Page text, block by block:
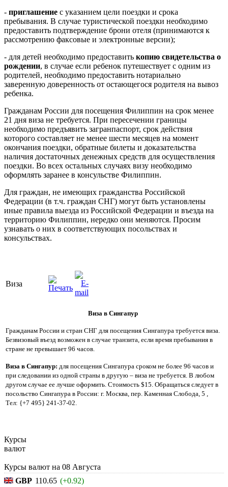
- приглашение с указанием цели поездки и срока
пребывания. В случае туристической поездки необходимо
предоставить подтверждение брони отеля (принимаются к
рассмотрению факсовые и электронные версии);
- для детей необходимо предоставить копию свидетельства о
рождении, в случае если ребенок путешествует с одним из
родителей, необходимо предоставить нотариально
заверенную доверенность от остающегося родителя на вывоз
ребенка.
Гражданам России для посещения Филиппин на срок менее
21 дня виза не требуется. При пересечении границы
необходимо предъявить загранпаспорт, срок действия
которого составляет не менее шести месяцев на момент
окончания поездки, обратные билеты и доказательства
наличия достаточных денежных средств для осуществления
поездки. Во всех остальных случаях визу необходимо
оформлять заранее в консульстве Филиппин.
Для граждан, не имеющих гражданства Российской
Федерации (в т.ч. граждан СНГ) могут быть установлены
иные правила выезда из Российской Федерации и въезда на
территорию Филиппин, нередко они меняются. Просим
узнавать о них в соответствующих посольствах и
консульствах.
Виза
Виза в Сингапур
Гражданам России и стран СНГ для посещения Сингапура требуется виза.
Безвизовый въезд возможен в случае транзита, если время пребывания в
стране не превышает 96 часов.
Виза в Сингапур: для посещения Сингапура сроком не более 96 часов и
при следовании из одной страны в другую – виза не требуется. В любом
другом случае ее лучше оформить. Стоимость $15. Обращаться следует в
посольство Сингапура в России: г. Москва, пер. Каменная Слобода, 5 ,
Тел: {+7 495} 241-37-02.
Курсы
валют
Курсы валют на 08 Августа
GBP 110.65 (+0.92)